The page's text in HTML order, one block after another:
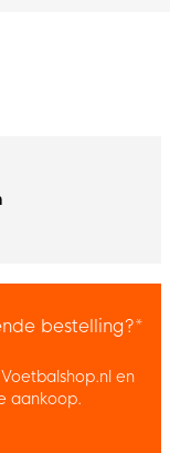
bestelling?*
en
aankoop.